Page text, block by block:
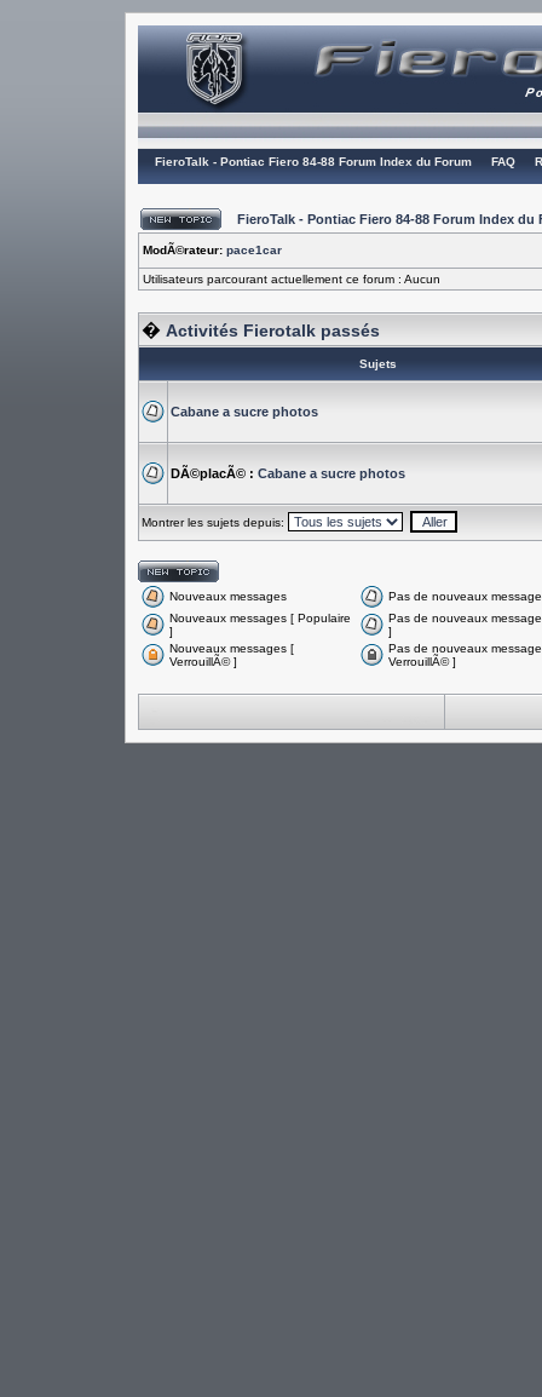
FieroTalk - Pontiac Fiero 84-88 Forum Index du Forum FAQ
FieroTalk - Pontiac Fiero 84-88 Forum Index du
ModÃ©rateur: pace1car
Utilisateurs parcourant actuellement ce forum : Aucun
� Activités Fierotalk passés
Sujets
Cabane a sucre photos
DÃ©placÃ© : Cabane a sucre photos
Montrer les sujets depuis:
Nouveaux messages
Pas de nouveaux
Nouveaux messages [ Populaire
]
Pas de nouveaux
]
Nouveaux messages [
VerrouillÃ© ]
Pas de nouveaux
VerrouillÃ© ]